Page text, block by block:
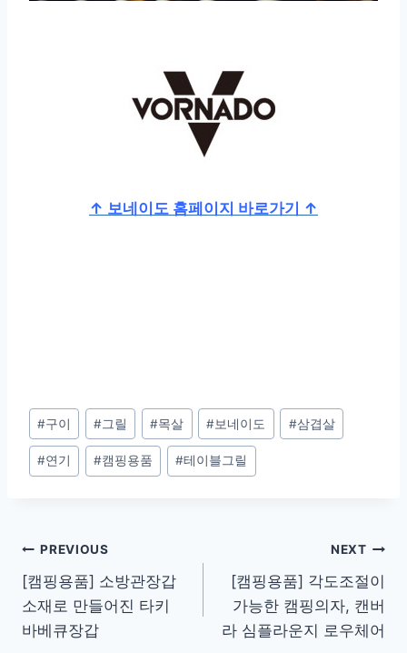
↑ 보네이도 홈페이지 바로가기 ↑
Post
Tags:
#구이 #그릴 #목살 #보네이도 #삼겹살
#연기 #캠핑용품 #테이블그릴
Post
navigation
PREVIOUS
[캠핑용품] 소방관장갑
소재로 만들어진 타키
바베큐장갑
NEXT
[캠핑용품] 각도조절이
가능한 캠핑의자, 캔버
라 심플라운지 로우체어